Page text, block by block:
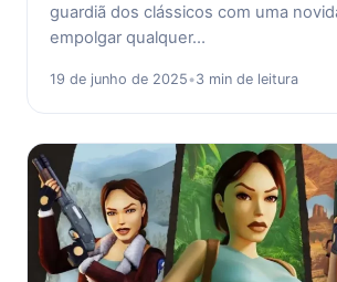
guardiã dos clássicos com uma
empolgar qualquer…
19 de junho de 2025•3 min de leitura